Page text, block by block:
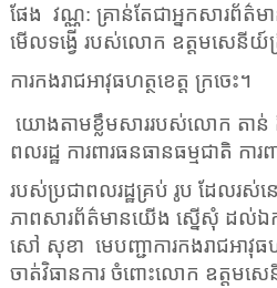
ផែង វណ្ណ: គ្រាន់តែជាអ្នកសារព័ត៌ម
មើលទង្វើ របស់លោក ឧត្តមសេនីយ៍ត្
ការកងរាជអាវុធហត្ថខេត្ត ក្រចេះ។
យោងតាមខ្លឹមសាររបស់លោក តាន់
ពលរដ្ឋ ការពារធនធានធម្មជាតិ ការព
របស់ប្រជាពលរដ្ឋគ្រប់ រូប ដែលរស់
ភាពសារព័ត៌មានយើង ស្នើសុំ ដល់
សៅ សុខា មេបញ្ជាការកងរាជអាវុធ
ចាត់វិធានការ ចំពោះលោក ឧត្តមស